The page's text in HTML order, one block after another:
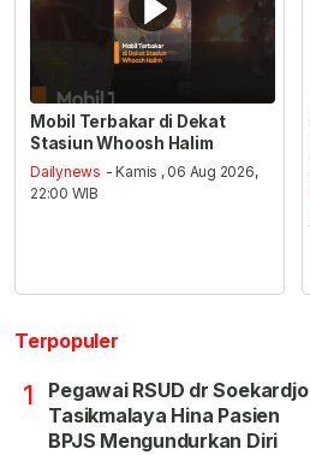
Mobil Terbakar di Dekat
Stasiun Whoosh Halim
Dailynews - Kamis , 06 Aug 2026,
22:00 WIB
Terpopuler
1
Pegawai RSUD dr Soekardjo
Tasikmalaya Hina Pasien
BPJS Mengundurkan Diri